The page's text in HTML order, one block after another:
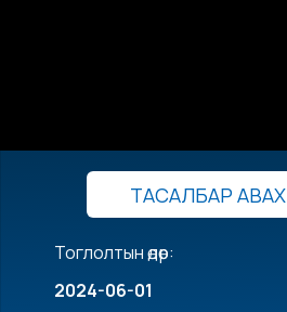
ТАСАЛБАР АВАХ
Тоглолтын өдөр:
2024-06-01